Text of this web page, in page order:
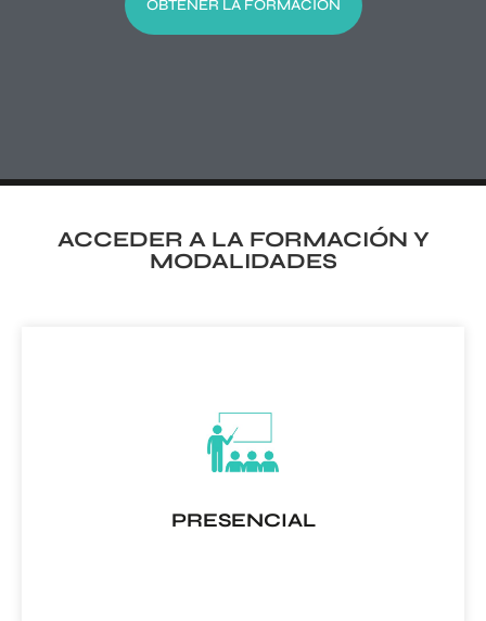
OBTENER LA FORMACIÓN
ACCEDER A LA FORMACIÓN Y
MODALIDADES
PRESENCIAL